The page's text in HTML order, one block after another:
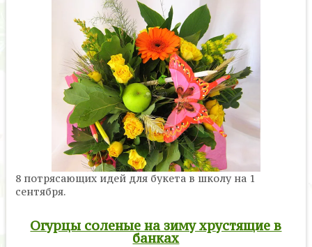
8 потрясающих идей для букета в школу на 1
сентября.
Огурцы соленые на зиму хрустящие в
банках